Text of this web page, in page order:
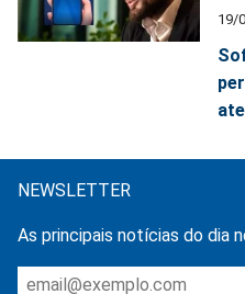
19/
NEWSLETTER
As principais notícias do dia